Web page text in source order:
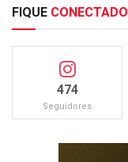
FIQUE CONECTADO
474
Seguidores